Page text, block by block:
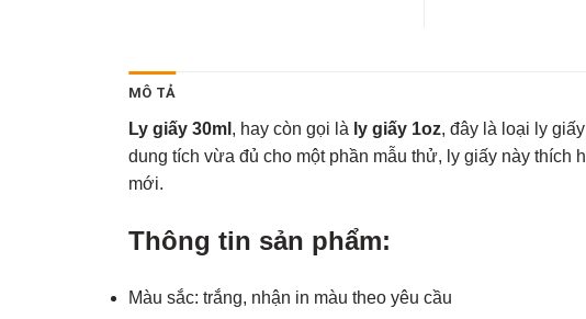
MÔ TẢ
Ly giấy 30ml , hay còn gọi là ly giấy 1oz, đây là loại ly
dung tích vừa đủ cho một phần mẫu thử, ly giấy này
mới.
Thông tin sản phẩm:
Màu sắc: trắng, nhận in màu theo yêu cầu